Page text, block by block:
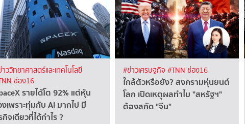
ววิทยาศาสตร์และเทคโนโลยี
ช่อง16
รายได้โต 92% แต่หุ้น
งเพราะทุ่มกับ AI มากไป มี
จเดียวที่ได้กำไร ?
#ข่าวเศรษฐกิจ #TNN ช่อง16
ใกล้ตัวหรือยัง? สงครามหุ่นยนต์
โลก เปิดเหตุผลทำไม "สหรัฐฯ"
ต้องสกัด "จีน"